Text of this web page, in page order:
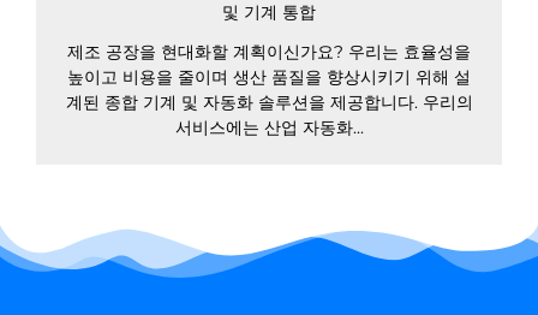
및 기계 통합
제조 공장을 현대화할 계획이신가요? 우리는 효율성을
높이고 비용을 줄이며 생산 품질을 향상시키기 위해 설
계된 종합 기계 및 자동화 솔루션을 제공합니다. 우리의
서비스에는 산업 자동화...